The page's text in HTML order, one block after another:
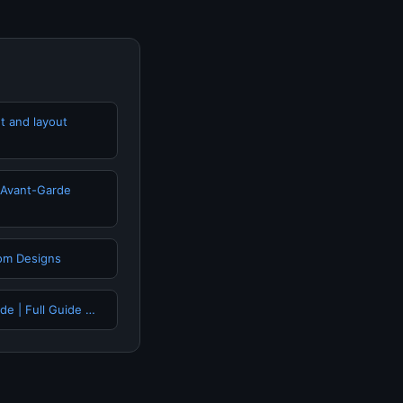
and layout
Garde
Designs
| Full Guide …